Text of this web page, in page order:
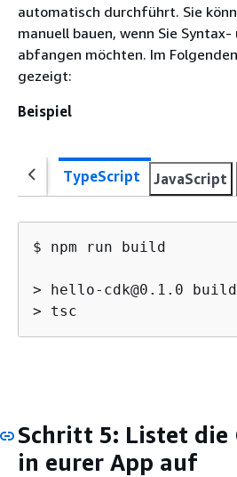
automatisch durchführt. Sie
manuell bauen, wenn Sie
abfangen möchten. Im
gezeigt:
Beispiel
TypeScript JavaScript
$ npm run build
> hello-cdk@0.1.0 build
> tsc
Schritt 5: Listet die
in eurer App auf